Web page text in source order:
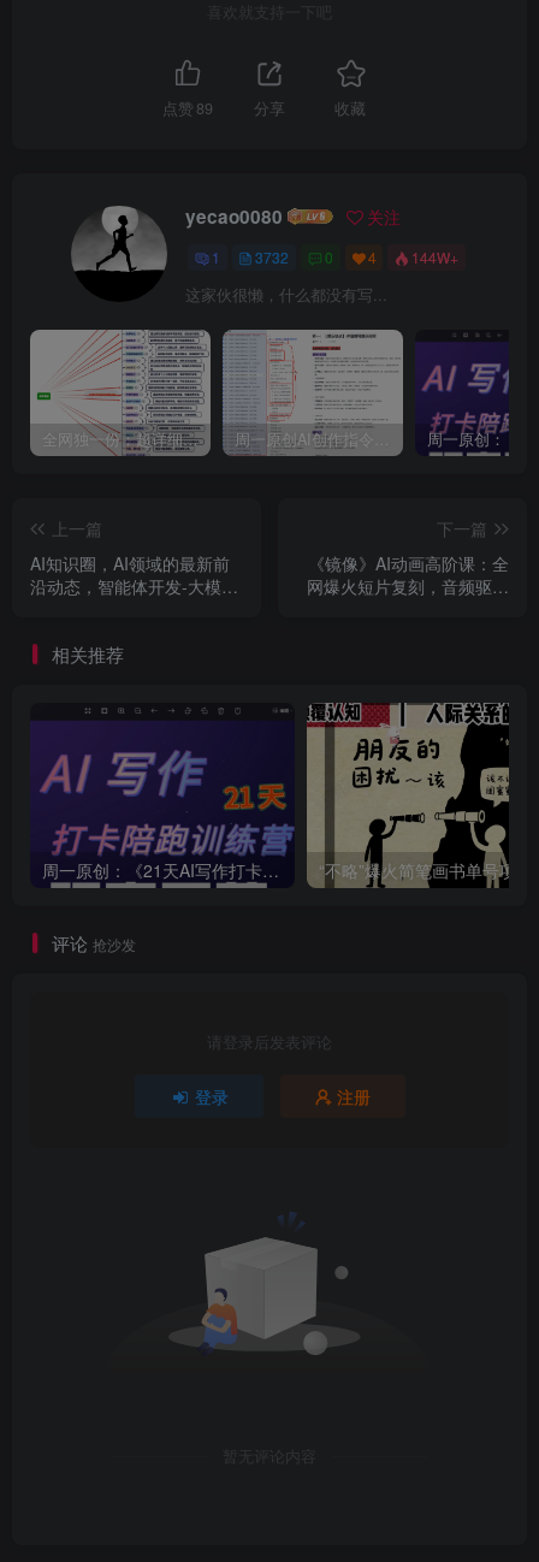
喜欢就支持一下吧
点赞 89 分享 收藏
yecao0080 关注
1 3732 0 4 144W+
这家伙很懒，什么都没有写...
全网独一份：超详细的40+个自媒体赛道领域解析手册，让你的内容创作不再局限！ 周一原创AI创作指令词：30+个领域赛道的创作提示词集合
上一篇
AI知识圈，AI领域的最新前
沿动态，智能体开发-大模型
下一篇
《镜像》AI动画高阶课：全
网爆火短片复刻，音频驱动
相关推荐
周一原创：《21天AI写作打卡陪跑训练营》全部内容讲解！（网站会员免费学习…）
评论 抢沙发
请登录后发表评论
登录 注册
暂无评论内容